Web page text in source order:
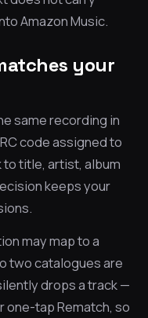
Amazon Music.
your
same recording in
code assigned to
title, artist, album
keeps your
may map to a
two catalogues are
drops a track —
one-tap Rematch, so